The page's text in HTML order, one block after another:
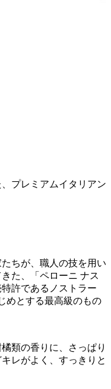
プレミアムイタリアン
ちが、職人の技を用い
た、「ペローニ ナス
許であるノストラー
めとする最高級のもの
類の香りに、さっぱり
レがよく、すっきりと